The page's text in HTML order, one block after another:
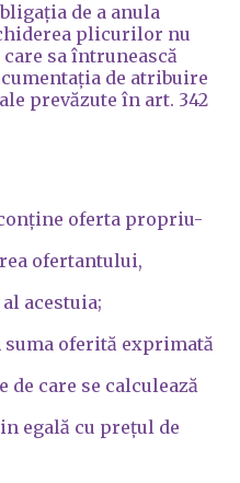
de a anula
plicurilor nu
sa întrunească
de atribuire
prevăzute în art. 342
oferta propriu-
ofertantului,
acestuia;
suma oferită exprimată
care se calculează
egală cu prețul de